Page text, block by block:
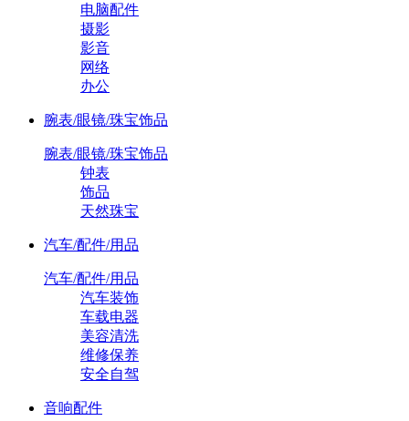
电脑配件
摄影
影音
网络
办公
腕表/眼镜/珠宝饰品
腕表/眼镜/珠宝饰品
钟表
饰品
天然珠宝
汽车/配件/用品
汽车/配件/用品
汽车装饰
车载电器
美容清洗
维修保养
安全自驾
音响配件